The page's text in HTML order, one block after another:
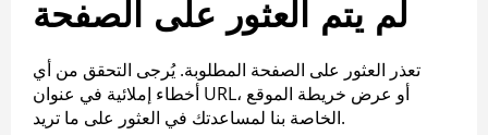
لم يتم العثور على الصفحة
تعذر العثور على الصفحة المطلوبة. يُرجى التحقق من أي
أخطاء إملائية في عنوان URL، أو عرض خريطة الموقع
الخاصة بنا لمساعدتك في العثور على ما تريد.